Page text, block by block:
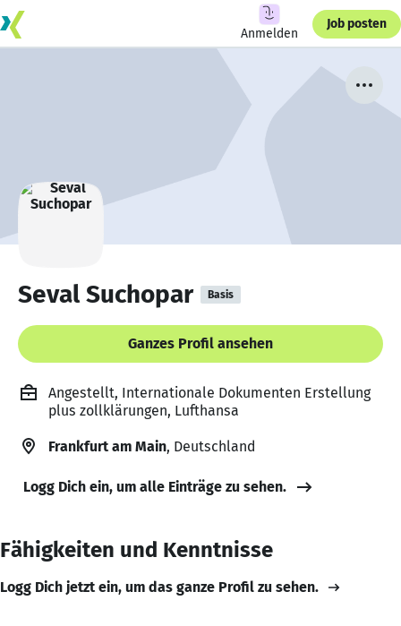
Anmelden
Job posten
Seval Suchopar Basis
Ganzes Profil ansehen
Angestellt, Internationale Dokumenten Erstellung
plus zollklärungen, Lufthansa
Frankfurt am Main, Deutschland
Logg Dich ein, um alle Einträge zu sehen.
Fähigkeiten und Kenntnisse
Logg Dich jetzt ein, um das ganze Profil zu sehen.